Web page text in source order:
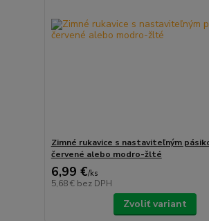
Zimné rukavice s nastaviteľným
červené alebo modro-žlté
6,99 €/ks
5,68 € bez DPH
Zvoliť variant